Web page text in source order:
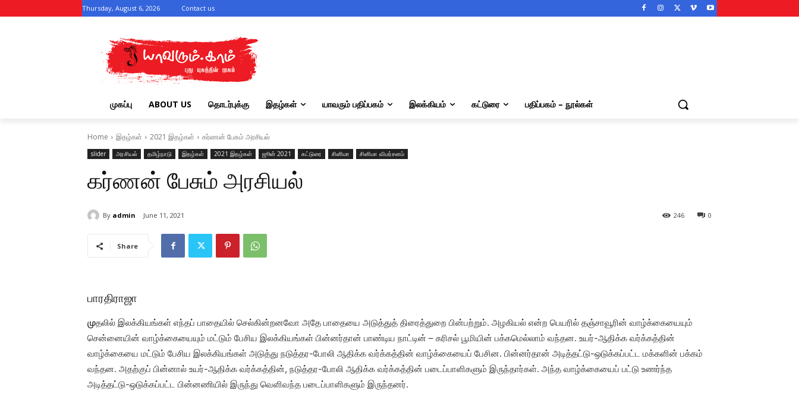
Thursday, August 6, 2026 Contact us
முகப்பு ABOUT US தொடர்புக்கு இதழ்கள் யாவரும் பதிப்பகம் இலக்கியம் கட்டுரை பதிப்பகம் – நூல்கள்
Home இதழ்கள் 2021 இதழ்கள் கர்ணன் பேசும் அரசியல்
slider அரசியல் தமிழ்நாடு இதழ்கள் 2021 இதழ்கள் ஜூன் 2021 கட்டுரை சினிமா சினிமா விமர்சனம்
கர்ணன் பேசும் அரசியல்
By admin June 11, 2021 0
246
Share
பாரதிராஜா
முதலில் இலக்கியங்கள் எந்தப் பாதையில் செல்கின்றனவோ அதே பாதையை அடுத்துத் திரைத்துறை பின்பற்றும். அழகியல் என்ற பெயரில் தஞ்சாவூரின் வாழ்க்கையையும்
சென்னையின் வாழ்க்கையையும் மட்டும் பேசிய இலக்கியங்கள் பின்னர்தான் பாண்டிய நாட்டின் – கரிசல் பூமியின் பக்கமெல்லாம் வந்தன. உயர்-ஆதிக்க வர்க்கத்தின்
வாழ்க்கையை மட்டும் பேசிய இலக்கியங்கள் அடுத்து நடுத்தர-போலி ஆதிக்க வர்க்கத்தின் வாழ்க்கையைப் பேசின. பின்னர்தான் அடித்தட்டு-ஒடுக்கப்பட்ட மக்களின் பக்கம்
வந்தன. அதற்குப் பின்னால் உயர்-ஆதிக்க வர்க்கத்தின், நடுத்தர-போலி ஆதிக்க வர்க்கத்தின் படைப்பாளிகளும் இருந்தார்கள். அந்த வாழ்க்கையைப் பட்டு உணர்ந்த
அடித்தட்டு-ஒடுக்கப்பட்ட பின்னணியில் இருந்து வெளிவந்த படைப்பாளிகளும் இருந்தனர்.